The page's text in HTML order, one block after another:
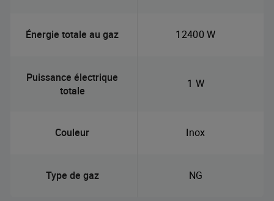
Énergie totale au gaz 12400 W
Puissance électrique
totale
1 W
Couleur Inox
Type de gaz NG